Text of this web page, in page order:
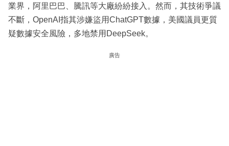
業界，阿里巴巴、騰訊等大廠紛紛接入。然而，其技術爭議
不斷，OpenAI指其涉嫌盜用ChatGPT數據，美國議員更質
疑數據安全風險，多地禁用DeepSeek。
廣告